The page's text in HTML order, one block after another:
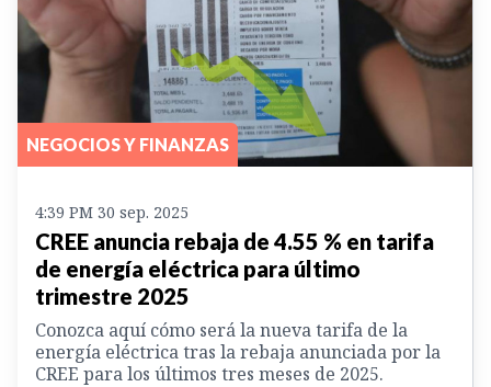
NEGOCIOS Y FINANZAS
4:39 PM 30 sep. 2025
CREE anuncia rebaja de 4.55 % en tarifa
de energía eléctrica para último
trimestre 2025
Conozca aquí cómo será la nueva tarifa de la
energía eléctrica tras la rebaja anunciada por la
CREE para los últimos tres meses de 2025.